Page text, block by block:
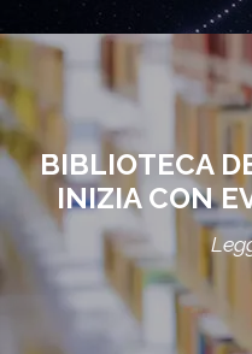
BIBLIOTECA
INIZIA CON